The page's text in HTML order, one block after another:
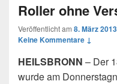
Roller ohne
Veröffentlicht am 8. März 2013
Keine Kommentare ↓
HEILSBRONN – Der
wurde am